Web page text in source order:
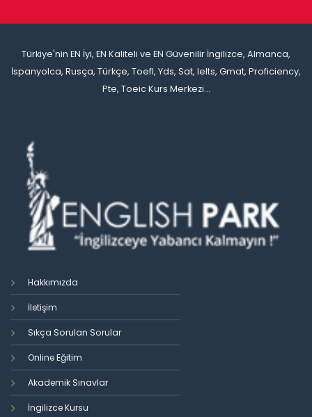
Türkiye'nin EN İyi, EN Kaliteli ve EN Güvenilir İngilizce, Almanca,
İspanyolca, Rusça, Türkçe, Toefl, Yds, Sat, Ielts, Gmat, Proficiency,
Pte, Toeic Kurs Merkezi...
Hakkımızda
İletişim
Sıkça Sorulan Sorular
Online Eğitim
Akademik Sınavlar
İngilizce Kursu